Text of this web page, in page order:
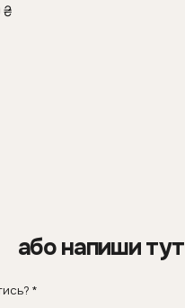
₴
або напиши тут